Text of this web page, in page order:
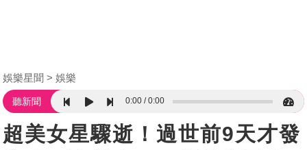
娛樂星聞 娛樂
聽新聞 0:00 0:00
超美女星驟逝！過世前9天才發